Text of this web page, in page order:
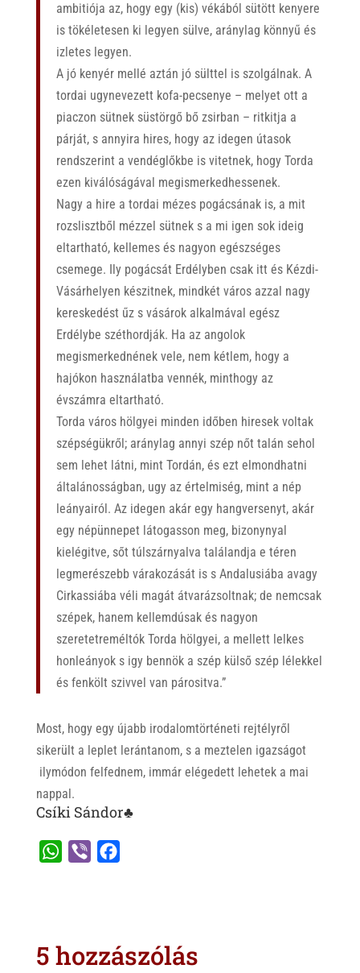
ambitiója az, hogy egy (kis) vékából sütött kenyere
is tökéletesen ki legyen sülve, aránylag könnyű és
izletes legyen.
A jó kenyér mellé aztán jó sülttel is szolgálnak. A
tordai ugynevezett kofa-pecsenye – melyet ott a
piaczon sütnek süstörgő bő zsirban – ritkitja a
párját, s annyira hires, hogy az idegen útasok
rendszerint a vendéglőkbe is vitetnek, hogy Torda
ezen kiválóságával megismerkedhessenek.
Nagy a hire a tordai mézes pogácsának is, a mit
rozslisztből mézzel sütnek s a mi igen sok ideig
eltartható, kellemes és nagyon egészséges
csemege. Ily pogácsát Erdélyben csak itt és Kézdi-
Vásárhelyen készitnek, mindkét város azzal nagy
kereskedést űz s vásárok alkalmával egész
Erdélybe széthordják. Ha az angolok
megismerkednének vele, nem kétlem, hogy a
hajókon használatba vennék, minthogy az
évszámra eltartható.
Torda város hölgyei minden időben hiresek voltak
szépségükről; aránylag annyi szép nőt talán sehol
sem lehet látni, mint Tordán, és ezt elmondhatni
általánosságban, ugy az értelmiség, mint a nép
leányairól. Az idegen akár egy hangversenyt, akár
egy népünnepet látogasson meg, bizonynyal
kielégitve, sőt túlszárnyalva találandja e téren
legmerészebb várakozását is s Andalusiába avagy
Cirkassiába véli magát átvarázsoltnak; de nemcsak
szépek, hanem kellemdúsak és nagyon
szeretetreméltók Torda hölgyei, a mellett lelkes
honleányok s igy bennök a szép külső szép lélekkel
és fenkölt szivvel van párositva.”
Most, hogy egy újabb irodalomtörténeti rejtélyről
sikerült a leplet lerántanom, s a meztelen igazságot
ilymódon felfednem, immár elégedett lehetek a mai
nappal.
Csíki Sándor♣
A
o
5 hozzászólás